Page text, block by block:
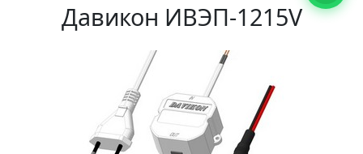
Давикон ИВЭП-1215V